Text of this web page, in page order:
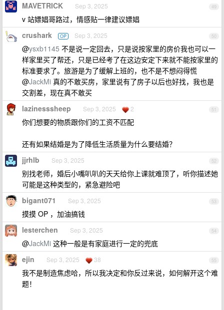
49
MAVETRICK Sep 3, 2025
v 站嫖娼哥路过，情感贴一律建议嫖娼
50
crushark OP Sep 3, 2025
@ysxb1145 不是说一定回去，只是说按家里的房价我也可以一
样家里买了帮还，只是已经考了在这边安定下来就不能按家里的
标准要求了。旅游是为了缓解上班的，也不是不想闷得慌
@JackMi 真的不敢买房，家里说有了房子以后也好找，我也是
交割差，现在真不敢买
51
lazinesssheep Sep 3, 2025 2
你们想要的物质跟你们的工资不匹配
还有如果结婚是为了降低生活质量为什么要结婚？
52
jjrhlb Sep 3, 2025
别找老师，婚后小嘴叭叭的天天给你上课就难顶了，听你描述她
可能是这种类型的，紧急避险吧
53
bigant071 Sep 3, 2025
摸摸 OP ，加油搞钱
54
lesterchen Sep 3, 2025
@JackMi 这种一般是有家庭进行一定的兜底
55
ejin Sep 3, 2025 38
我不是制造焦虑哈，所以我决定和你反过来说，如何解开这个难
题！